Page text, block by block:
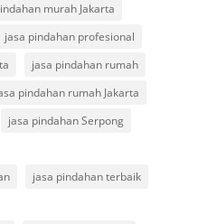
murah Jakarta
jasa pindahan profesional
jasa pindahan rumah
pindahan rumah Jakarta
jasa pindahan Serpong
jasa pindahan terbaik